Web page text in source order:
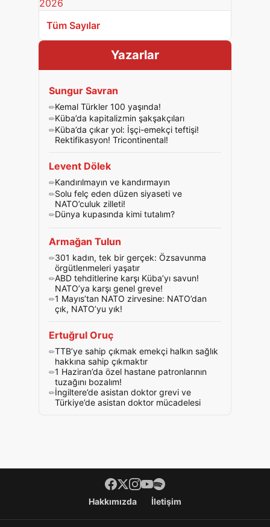
Tüm Sayılar
Yazarlar
Sungur Savran
Kemal Türkler 100 yaşında!
Küba’da kapitalizmin şakşakçıları
Küba’da çıkar yol: İşçi-emekçi teftişi!
Rektifikasyon! Tricontinental!
Levent Dölek
Kandırılmayın ve kandırmayın
Solu felç eden düzen siyaseti ve
NATO’culuk zilleti!
Dünya kupasında kimi tutalım?
Armağan Tulun
301 kadın, tek bir gerçek: Özsavunma
örgütlenmeleri yaşatır
ABD tehditlerine karşı Küba’yı savun!
NATO’ya karşı genel greve!
1 Mayıs’tan NATO zirvesine: NATO’dan
çık, NATO’yu yık!
Ertuğrul Oruç
TTB’ye sahip çıkmak emekçi halkın sağlık
hakkına sahip çıkmaktır
1 Haziran’da özel hastane patronlarının
tuzağını bozalım!
İngiltere’de asistan doktor grevi ve
Türkiye’de asistan doktor mücadelesi
Footer menüHakkımızda İletişim